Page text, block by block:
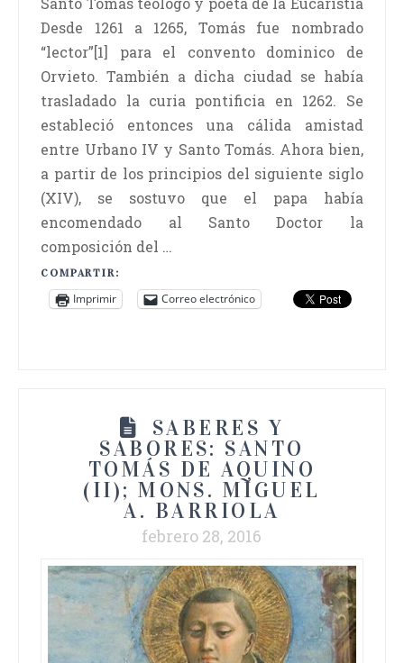
Desde 1261 a 1265, Tomás fue nombrado
“lector”[1] para el convento dominico de
Orvieto. También a dicha ciudad se había
trasladado la curia pontificia en 1262. Se
estableció entonces una cálida amistad
entre Urbano IV y Santo Tomás. Ahora bien,
a partir de los principios del siguiente siglo
(XIV), se sostuvo que el papa había
encomendado al Santo Doctor la
composición del …
COMPARTIR:
Imprimir Correo electrónico
SABERES Y
SABORES: SANTO
TOMÁS DE AQUINO
(II); MONS. MIGUEL
A. BARRIOLA
febrero 28, 2016